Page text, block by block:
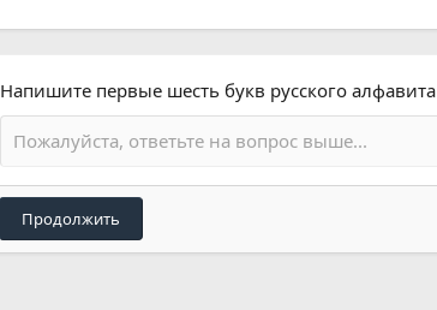
Напишите первые шесть букв русского алфавита
Продолжить